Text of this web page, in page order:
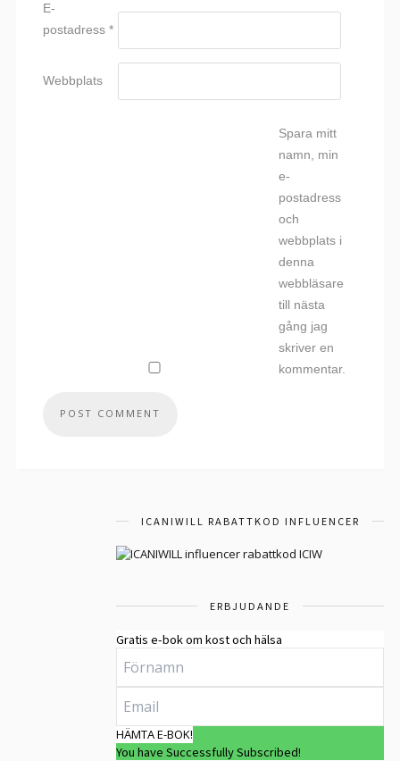
E-
postadress *
Webbplats
Spara mitt
namn, min
e-
postadress
och
webbplats i
denna
webbläsare
till nästa
gång jag
skriver en
kommentar.
ICANIWILL RABATTKOD INFLUENCER
ERBJUDANDE
Gratis e-bok om kost och hälsa
HÄMTA E-BOK!
You have Successfully Subscribed!